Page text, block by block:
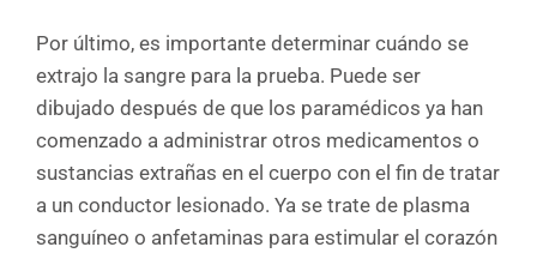
Por último, es importante determinar cuándo se
extrajo la sangre para la prueba. Puede ser
dibujado después de que los paramédicos ya han
comenzado a administrar otros medicamentos o
sustancias extrañas en el cuerpo con el fin de tratar
a un conductor lesionado. Ya se trate de plasma
sanguíneo o anfetaminas para estimular el corazón